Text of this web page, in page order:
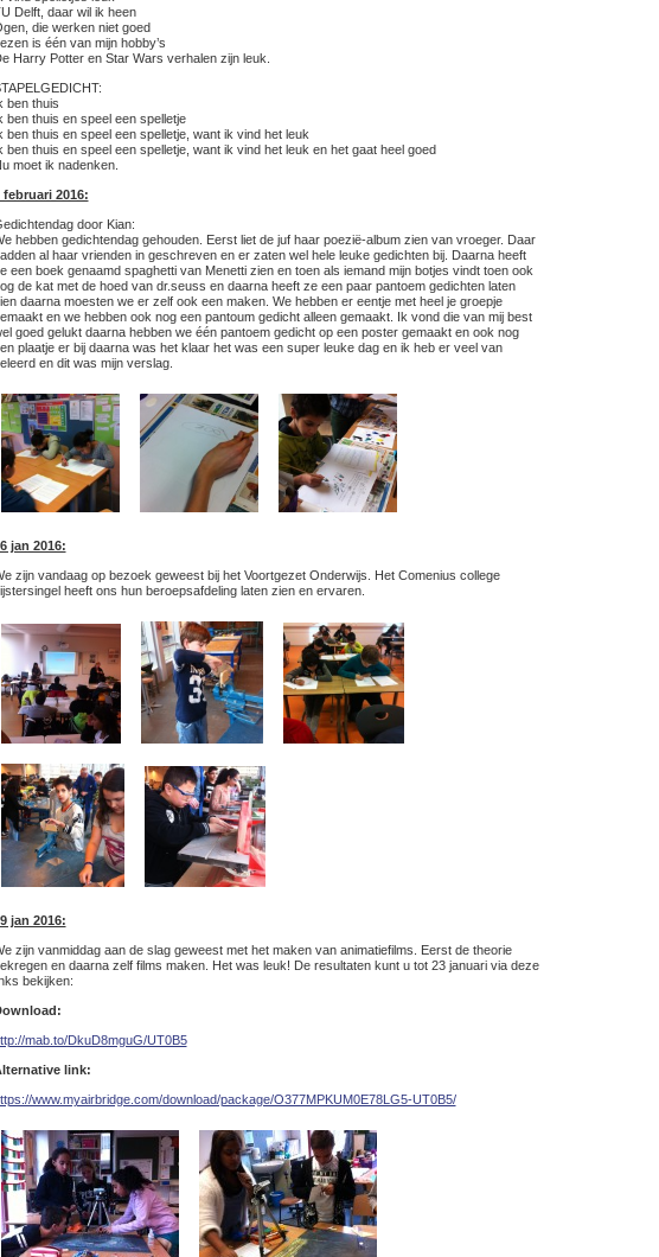
Delft, daar wil ik heen
die werken niet goed
is één van mijn hobby’s
Harry Potter en Star Wars verhalen zijn leuk.
ben thuis
ben thuis en speel een spelletje
ben thuis en speel een spelletje, want ik vind het leuk
ben thuis en speel een spelletje, want ik vind het leuk en het gaat heel goed
moet ik nadenken.
februari 2016:
door Kian:
hebben gedichtendag gehouden. Eerst liet de juf haar poezië-album zien van vroeger. Daar
al haar vrienden in geschreven en er zaten wel hele leuke gedichten bij. Daarna heeft
een boek genaamd spaghetti van Menetti zien en toen als iemand mijn botjes vindt toen ook
de kat met de hoed van dr.seuss en daarna heeft ze een paar pantoem gedichten laten
daarna moesten we er zelf ook een maken. We hebben er eentje met heel je groepje
en we hebben ook nog een pantoum gedicht alleen gemaakt. Ik vond die van mij best
goed gelukt daarna hebben we één pantoem gedicht op een poster gemaakt en ook nog
plaatje er bij daarna was het klaar het was een super leuke dag en ik heb er veel van
en dit was mijn verslag.
jan 2016:
zijn vandaag op bezoek geweest bij het Voortgezet Onderwijs. Het Comenius college
heeft ons hun beroepsafdeling laten zien en ervaren.
jan 2016:
zijn vanmiddag aan de slag geweest met het maken van animatiefilms. Eerst de theorie
en daarna zelf films maken. Het was leuk! De resultaten kunt u tot 23 januari via deze
bekijken:
mab.to/DkuD8mguG/UT0B5
link:
www.myairbridge.com/download/package/O377MPKUM0E78LG5-UT0B5/